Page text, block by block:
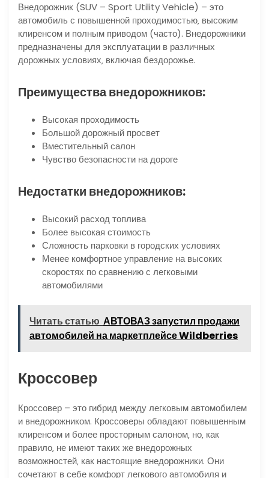
Внедорожник (SUV – Sport Utility Vehicle) – это
автомобиль с повышенной проходимостью‚ высоким
клиренсом и полным приводом (часто). Внедорожники
предназначены для эксплуатации в различных
дорожных условиях‚ включая бездорожье.
Преимущества внедорожников:
Высокая проходимость
Большой дорожный просвет
Вместительный салон
Чувство безопасности на дороге
Недостатки внедорожников:
Высокий расход топлива
Более высокая стоимость
Сложность парковки в городских условиях
Менее комфортное управление на высоких
скоростях по сравнению с легковыми
автомобилями
Читать статью АВТОВАЗ запустил продажи
автомобилей на маркетплейсе Wildberries
Кроссовер
Кроссовер – это гибрид между легковым автомобилем
и внедорожником. Кроссоверы обладают повышенным
клиренсом и более просторным салоном‚ но‚ как
правило‚ не имеют таких же внедорожных
возможностей‚ как настоящие внедорожники. Они
сочетают в себе комфорт легкового автомобиля и